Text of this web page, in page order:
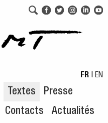
FR | EN
Textes
Presse
Contacts Actualités